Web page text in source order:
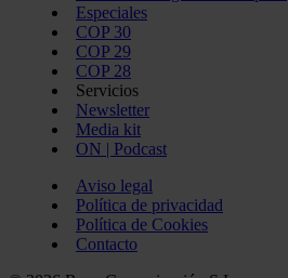
Especiales
COP 30
COP 29
COP 28
Servicios
Newsletter
Media kit
ON | Podcast
Aviso legal
Política de privacidad
Política de Cookies
Contacto